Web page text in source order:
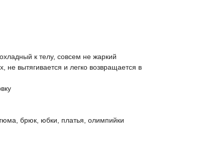
к телу, совсем не жаркий
не вытягивается и легко возвращается в
брюк, юбки, платья, олимпийки